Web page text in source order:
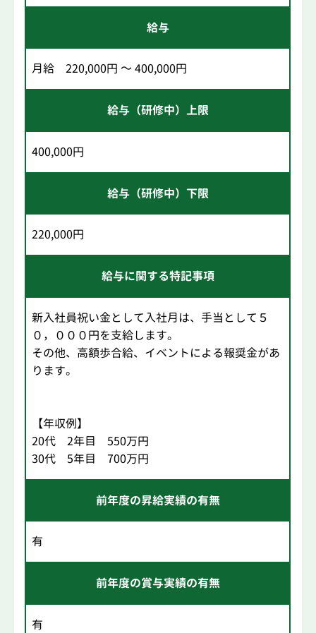
給与
月給 220,000円 ～ 400,000円
給与（研修中）上限
400,000円
給与（研修中）下限
220,000円
給与に関する特記事項
新入社員祝い金として入社月は、手当として５
０，０００円を支給します。
その他、高額歩合給、イベントによる報奨金があ
ります。
【年収例】
20代 2年目 550万円
30代 5年目 700万円
前年度の昇給実績の有無
有
前年度の賞与実績の有無
有